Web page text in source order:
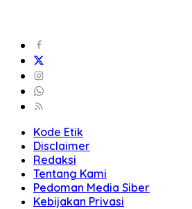
Kode Etik
Disclaimer
Redaksi
Tentang Kami
Pedoman Media Siber
Kebijakan Privasi